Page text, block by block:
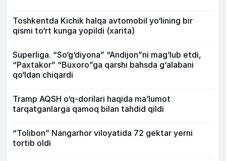
Toshkentda Kichik halqa avtomobil yo‘lining bir
qismi to‘rt kunga yopildi (xarita)
Superliga. “So‘g‘diyona” “Andijon”ni mag‘lub etdi,
“Paxtakor” “Buxoro”ga qarshi bahsda g‘alabani
qo‘ldan chiqardi
Tramp AQSH o‘q-dorilari haqida ma’lumot
tarqatganlarga qamoq bilan tahdid qildi
“Tolibon” Nangarhor viloyatida 72 gektar yerni
tortib oldi